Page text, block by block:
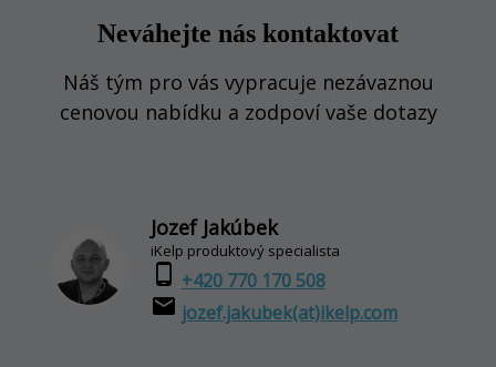
Neváhejte nás kontaktovat
Náš tým pro vás vypracuje nezávaznou
cenovou nabídku a zodpoví vaše dotazy
Jozef Jakúbek
iKelp produktový specialista
phone_android +420 770 170 508
email jozef.jakubek(at)ikelp.com